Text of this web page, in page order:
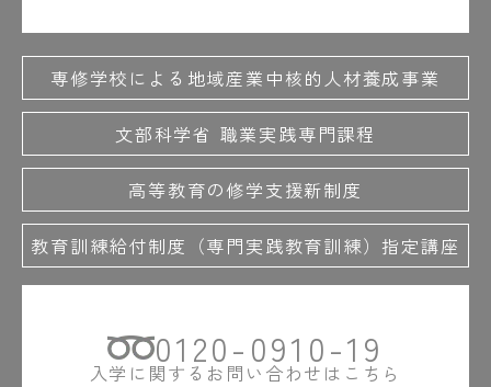
0120-0910-19
入学に関するお問い合わせはこちら
専修学校による地域産業中核的人材養成事業
文部科学省 職業実践専門課程
高等教育の修学支援新制度
教育訓練給付制度（専門実践教育訓練）指定講座